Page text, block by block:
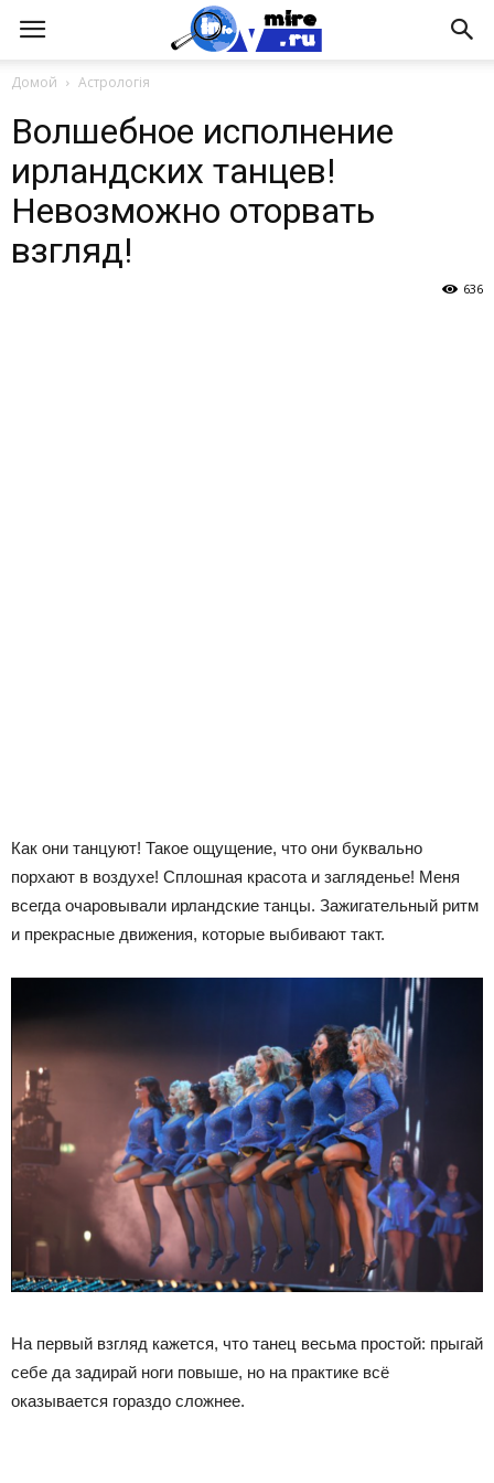
Домой Астрологія
Волшебное исполнение
ирландских танцев!
Невозможно оторвать
взгляд!
636
Как они танцуют! Такое ощущение, что они буквально
порхают в воздухе! Сплошная красота и загляденье! Меня
всегда очаровывали ирландские танцы. Зажигательный ритм
и прекрасные движения, которые выбивают такт.
На первый взгляд кажется, что танец весьма простой: прыгай
себе да задирай ноги повыше, но на практике всё
оказывается гораздо сложнее.